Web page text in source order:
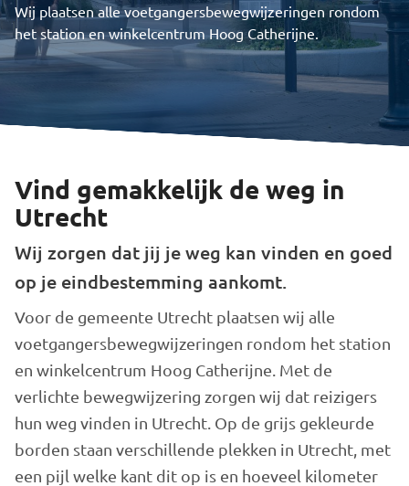
Wij plaatsen alle voetgangersbewegwijzeringen rondom
het station en winkelcentrum Hoog Catherijne.
Vind gemakkelijk de weg in
Utrecht
Wij zorgen dat jij je weg kan vinden en goed
op je eindbestemming aankomt.
Voor de gemeente Utrecht plaatsen wij alle
voetgangersbewegwijzeringen rondom het station
en winkelcentrum Hoog Catherijne. Met de
verlichte bewegwijzering zorgen wij dat reizigers
hun weg vinden in Utrecht. Op de grijs gekleurde
borden staan verschillende plekken in Utrecht, met
een pijl welke kant dit op is en hoeveel kilometer